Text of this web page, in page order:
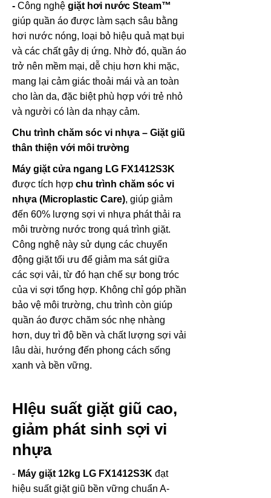
- Công nghệ giặt hơi nước Steam™
giúp quần áo được làm sạch sâu bằng
hơi nước nóng, loại bỏ hiệu quả mạt bụi
và các chất gây dị ứng. Nhờ đó, quần áo
trở nên mềm mại, dễ chịu hơn khi mặc,
mang lại cảm giác thoải mái và an toàn
cho làn da, đặc biệt phù hợp với trẻ nhỏ
và người có làn da nhạy cảm.
Chu trình chăm sóc vi nhựa – Giặt giũ
thân thiện với môi trường
Máy giặt cửa ngang LG FX1412S3K
được tích hợp chu trình chăm sóc vi
nhựa (Microplastic Care), giúp giảm
đến 60% lượng sợi vi nhựa phát thải ra
môi trường nước trong quá trình giặt.
Công nghệ này sử dụng các chuyển
động giặt tối ưu để giảm ma sát giữa
các sợi vải, từ đó hạn chế sự bong tróc
của vi sợi tổng hợp. Không chỉ góp phần
bảo vệ môi trường, chu trình còn giúp
quần áo được chăm sóc nhẹ nhàng
hơn, duy trì độ bền và chất lượng sợi vải
lâu dài, hướng đến phong cách sống
xanh và bền vững.
HIệu suất giặt giũ cao,
giảm phát sinh sợi vi
nhựa
- Máy giặt 12kg LG FX1412S3K đạt
hiệu suất giặt giũ bền vững chuẩn A-